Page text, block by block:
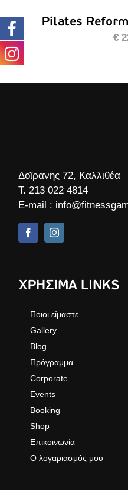
Pilates
€
Δοϊρανης 72, Καλλιθέα
Τ.213 022 4814
E-mail :
ΧΡΗΣΙΜΑ LINKS
Ποιοι είμαστε
Gallery
Blog
Πρόγραμμα
Corporate
Events
Booking
Shop
Επικοινωνία
Ο λογαριασμός μου